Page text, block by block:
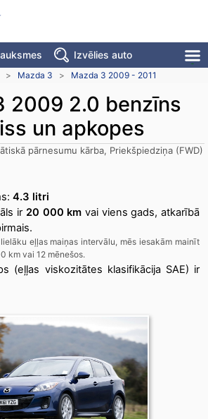
Izvēlies auto
> Mazda 3 > Mazda 3 2009 - 2011
2009 2.0 benzīns
un apkopes
pārnesumu kārba, Priekšpiedziņa (FWD)
4.3 litri
ir 20 000 km vai viens gads, atkarībā
eļļas maiņas intervālu, mēs iesakām mainīt
km vai 12 mēnešos.
(eļļas viskozitātes klasifikācija SAE) ir